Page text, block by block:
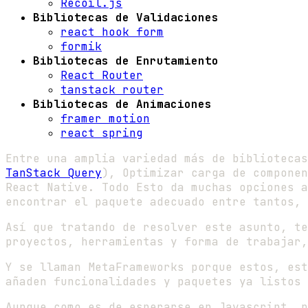
Recoil.js
Bibliotecas de Validaciones
react hook form
formik
Bibliotecas de Enrutamiento
React Router
tanstack router
Bibliotecas de Animaciones
framer motion
react spring
Entre una amplia variedad más de
TanStack Query), Optimizar carga de
React Native. Todo Esto da muchas
encontrar el paquete adecuado entre
Así que tratando de resolver este asunto,
proyectos, herramientas y forma de
Y se llaman MetaFrameworks porque estos,
añaden funcionalidades y paquetes ya